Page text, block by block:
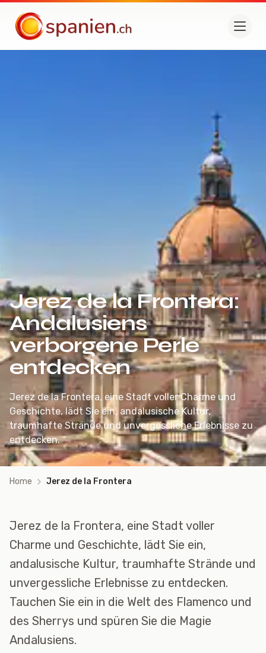
spanien.ch
Jerez de la Frontera:
Andalusiens
verborgene Perle
entdecken
Jerez de la Frontera, eine Stadt voller Charme und
Geschichte, lädt Sie ein, andalusische Kultur,
traumhafte Strände und unvergessliche Erlebnisse zu
entdecken.
Home Jerez de la Frontera
Jerez de la Frontera, eine Stadt voller
Charme und Geschichte, lädt Sie ein,
andalusische Kultur, traumhafte Strände und
unvergessliche Erlebnisse zu entdecken.
Tauchen Sie ein in die Welt des Flamenco und
des Sherrys und spüren Sie die Magie
Andalusiens.